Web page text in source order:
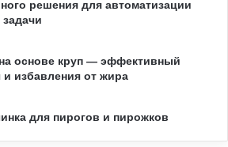
решения для автоматизации
основе круп — эффективный
и избавления от жира
для пирогов и пирожков